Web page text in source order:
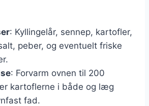
: Kyllingelår, sennep, kartofler,
peber, og eventuelt friske
: Forvarm ovnen til 200
kartoflerne i både og læg
fad.